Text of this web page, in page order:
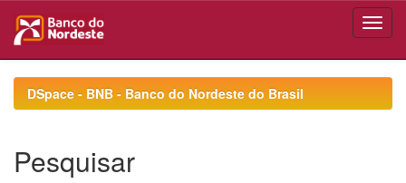
navigationDSpace - BNB - Banco do Nordeste do Brasil
Pesquisar